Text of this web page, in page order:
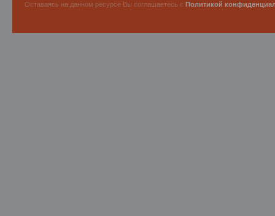
Оставаясь на данном ресурсе Вы соглашаетесь с Политикой